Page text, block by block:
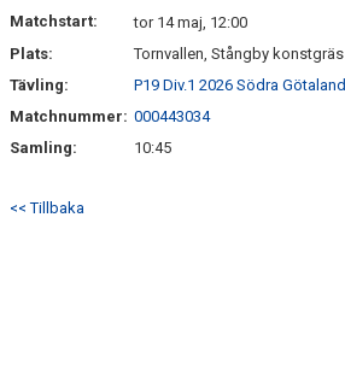
TORN I SAMHÄLLET
ARRANGEMANG
WEBBSHOP
Matchstart:
tor 14 maj, 12:00
Plats:
Tornvallen, Stångby konstgräs
Tävling:
P19 Div.1 2026 Södra Götaland
Matchnummer: 000443034
Samling:
10:45
<< Tillbaka